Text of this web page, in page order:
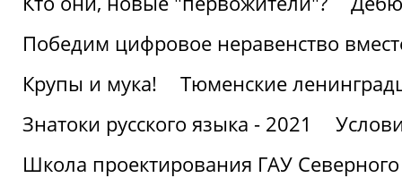
Победим цифровое неравенство
Крупы и мука!
Тюменские
Знатоки русского языка - 2021
Школа проектирования ГАУ